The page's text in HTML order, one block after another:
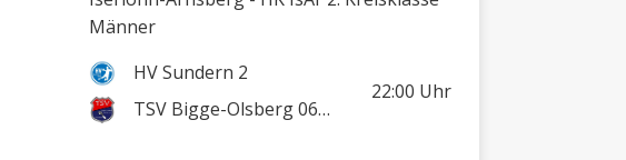
Männer
HV Sundern 2
TSV Bigge-Olsberg 06/08 2
22:00 Uhr